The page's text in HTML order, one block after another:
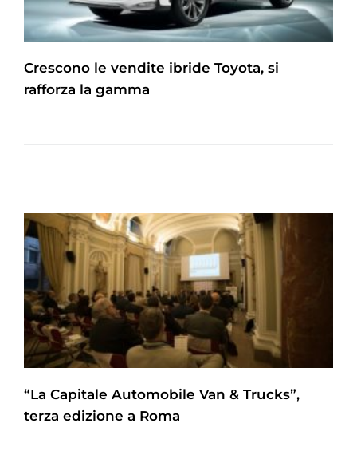
Crescono le vendite ibride Toyota, si
rafforza la gamma
“La Capitale Automobile Van & Trucks”,
terza edizione a Roma